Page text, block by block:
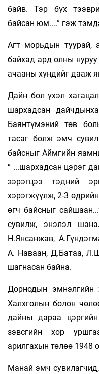
байв. Тэр бүх
байсан юм....” гэж
Агт морьдын туурай,
байхад ард олны нуруу
ачааны хүндийг дааж
Дайн бол үхэл
шархадсан
Баянтүмэний төв
тасаг болж эмч
байсныг Аймгийн
“ ...шархадсан цэрэг
зэрэгцээ тэдний
хэрэгжүүлж, 2-3
өгч байсныг
сувилж, энэлэл
Н.Янсанжав,
А. Наваан, Д.Батаа,
шагнасан байна.
Дорнодын эмнэлгийн
Халхголын болон
дайны дараа цэргийн
зэвсгийн хор
арилгахын төлөө 1948
Манай эмч